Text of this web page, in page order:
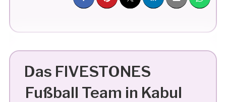
Das FIVESTONES
Fußball Team in Kabul